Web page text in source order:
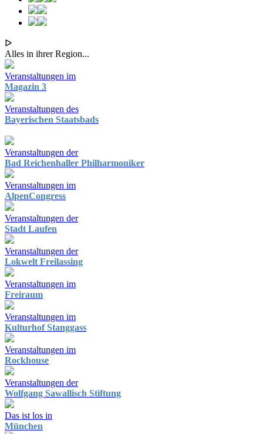
ᐅ
Alles in ihrer Region...
Veranstaltungen im
Magazin 3
Veranstaltungen des
Bayerischen Staatsbads
Veranstaltungen der
Bad Reichenhaller Philharmoniker
Veranstaltungen im
AlpenCongress
Veranstaltungen der
Stadt Laufen
Veranstaltungen der
Lokwelt Freilassing
Veranstaltungen im
Freiraum
Veranstaltungen im
Kulturhof Stanggass
Veranstaltungen im
Rockhouse
Veranstaltungen der
Wolfgang Sawallisch Stiftung
Das ist los in
München